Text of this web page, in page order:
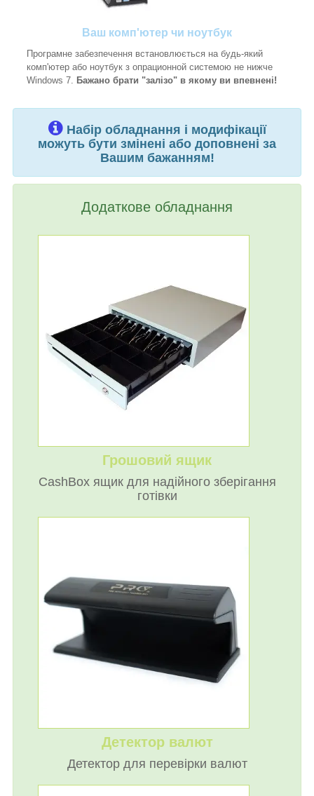
Ваш комп'ютер чи ноутбук
Програмне забезпечення встановлюється на будь-який
комп'ютер або ноутбук з опрационной системою не нижче
Windows 7. Бажано брати "залізо" в якому ви впевнені!
Набір обладнання і модифікації
можуть бути змінені або доповнені за
Вашим бажанням!
Додаткове обладнання
Грошовий ящик
CashBox ящик для надійного зберігання
готівки
Детектор валют
Детектор для перевірки валют